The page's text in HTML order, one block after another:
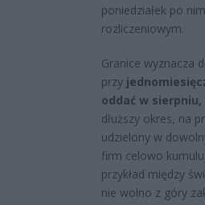
poniedziałek po
rozliczeniowym.
Granice wyznacza
przy
oddać w
dłuższy okres, na
udzielony w
firm celowo
przykład między
nie wolno z góry